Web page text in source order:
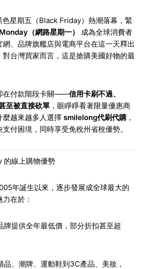
色星期五（Black Friday）熱潮落幕，緊
（網路星期一）
成為全球消費者
、品牌旗艦店與電商平台在這一天釋出
台灣買家而言，這是搶購美國好物的最
在付款階段卡關——信用卡刷不過、
至被直接砍單 ，眼睜睜看著限量優惠商
麼越來越多人選擇 smilelong代刷代購 ，
付困境，同時享受免稅州省稅優勢。
的線上購物優勢
年誕生以來，逐步發展成全球最大的
在於：
牌提供全年最低價，部分折扣甚至超
品、潮牌、運動鞋到3C產品、美妝，